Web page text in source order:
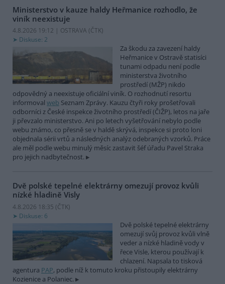
Ministerstvo v kauze haldy Heřmanice rozhodlo, že
viník neexistuje
4.8.2026 19:12 | OSTRAVA (ČTK)
Diskuse: 2
Za škodu za zavezení haldy
Heřmanice v Ostravě statisíci
tunami odpadu není podle
ministerstva životního
prostředí (MŽP) nikdo
odpovědný a neexistuje oficiální viník. O rozhodnutí resortu
informoval web Seznam Zprávy. Kauzu čtyři roky prošetřovali
odborníci z České inspekce životního prostředí (ČIŽP), letos na jaře
ji převzalo ministerstvo. Ani po letech vyšetřování nebylo podle
webu známo, co přesně se v haldě skrývá, inspekce si proto loni
objednala sérii vrtů a následných analýz odebraných vzorků. Práce
ale měl podle webu minulý měsíc zastavit šéf úřadu Pavel Straka
pro jejich nadbytečnost.
Dvě polské tepelné elektrárny omezují provoz kvůli
nízké hladině Visly
4.8.2026 18:35 (ČTK)
Diskuse: 6
Dvě polské tepelné elektrárny
omezují svůj provoz kvůli vlně
veder a nízké hladině vody v
řece Visle, kterou používají k
chlazení. Napsala to tisková
agentura PAP, podle níž k tomuto kroku přistoupily elektrárny
Kozienice a Polaniec.